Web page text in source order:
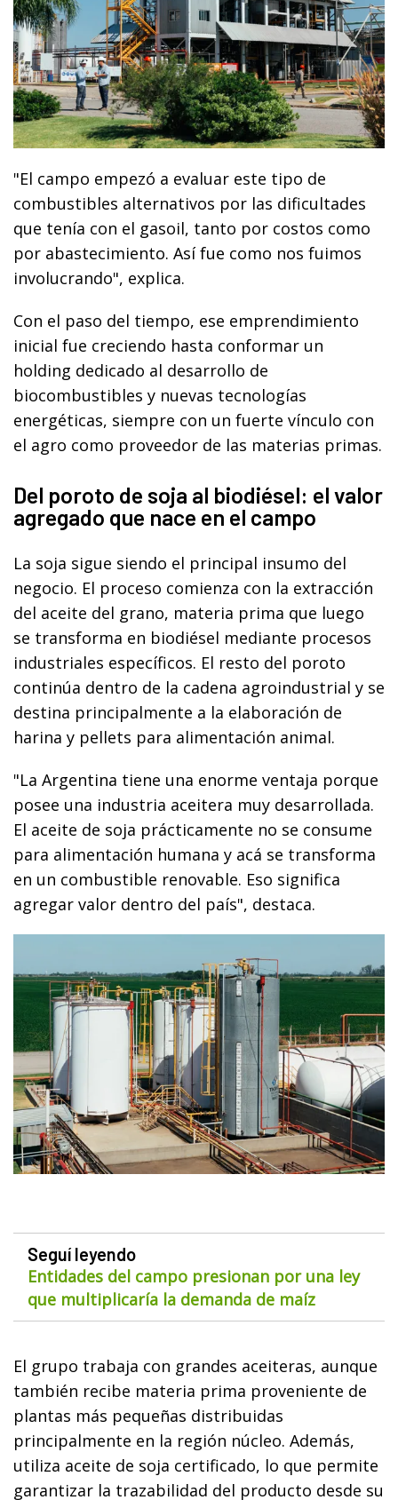
"El campo empezó a evaluar este tipo de
combustibles alternativos por las dificultades
que tenía con el gasoil, tanto por costos como
por abastecimiento. Así fue como nos fuimos
involucrando", explica.
Con el paso del tiempo, ese emprendimiento
inicial fue creciendo hasta conformar un
holding dedicado al desarrollo de
biocombustibles y nuevas tecnologías
energéticas, siempre con un fuerte vínculo con
el agro como proveedor de las materias primas.
Del poroto de soja al biodiésel: el valor
agregado que nace en el campo
La soja sigue siendo el principal insumo del
negocio. El proceso comienza con la extracción
del aceite del grano, materia prima que luego
se transforma en biodiésel mediante procesos
industriales específicos. El resto del poroto
continúa dentro de la cadena agroindustrial y se
destina principalmente a la elaboración de
harina y pellets para alimentación animal.
"La Argentina tiene una enorme ventaja porque
posee una industria aceitera muy desarrollada.
El aceite de soja prácticamente no se consume
para alimentación humana y acá se transforma
en un combustible renovable. Eso significa
agregar valor dentro del país", destaca.
Seguí leyendo
Entidades del campo presionan por una ley
que multiplicaría la demanda de maíz
El grupo trabaja con grandes aceiteras, aunque
también recibe materia prima proveniente de
plantas más pequeñas distribuidas
principalmente en la región núcleo. Además,
utiliza aceite de soja certificado, lo que permite
garantizar la trazabilidad del producto desde su